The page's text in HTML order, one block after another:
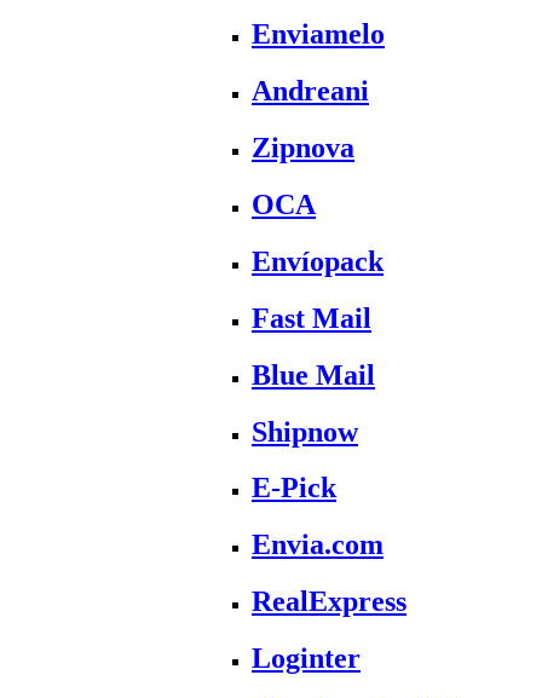
Enviamelo
Andreani
Zipnova
OCA
Envíopack
Fast Mail
Blue Mail
Shipnow
E-Pick
Envia.com
RealExpress
Loginter